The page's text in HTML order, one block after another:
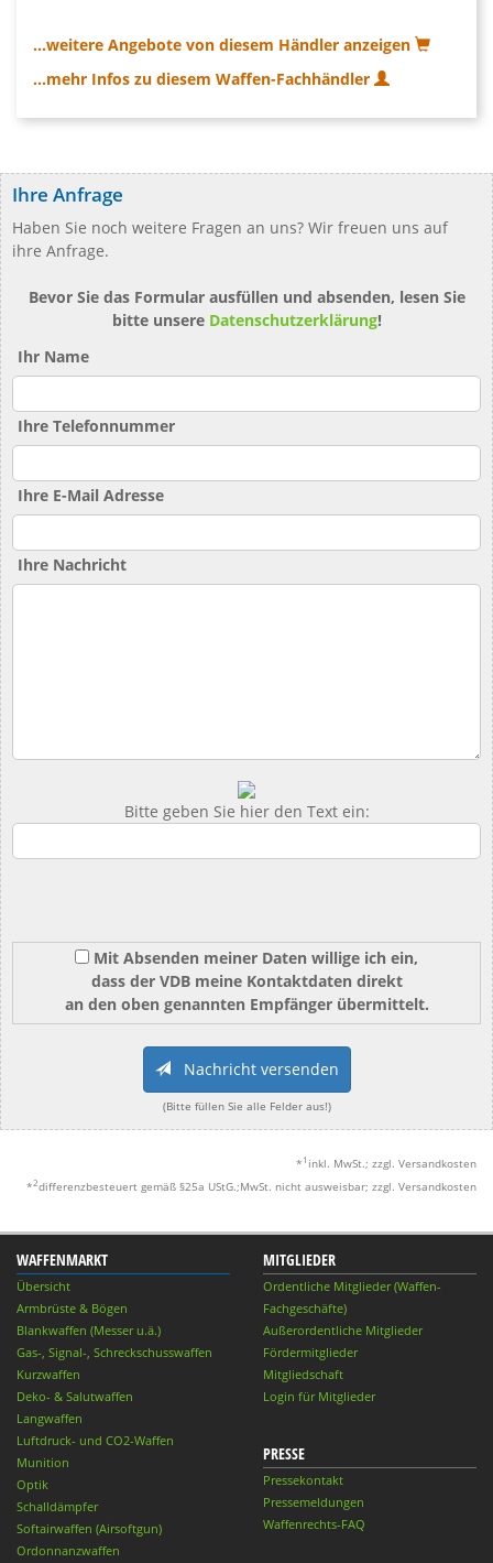
...weitere Angebote von diesem Händler anzeigen
...mehr Infos zu diesem Waffen-Fachhändler
Ihre Anfrage
Haben Sie noch weitere Fragen an uns? Wir freuen uns auf
ihre Anfrage.
Bevor Sie das Formular ausfüllen und absenden, lesen Sie
bitte unsere Datenschutzerklärung!
Ihr Name
Ihre Telefonnummer
Ihre E-Mail Adresse
Ihre Nachricht
Bitte geben Sie hier den Text ein:
Mit Absenden meiner Daten willige ich ein,
dass der VDB meine Kontaktdaten direkt
an den oben genannten Empfänger übermittelt.
Nachricht versenden
(Bitte füllen Sie alle Felder aus!)
* 1 inkl. MwSt.; zzgl. Versandkosten
*2differenzbesteuert gemäß §25a UStG.;MwSt. nicht ausweisbar; zzgl. Versandkosten
WAFFENMARKT
Übersicht
Armbrüste & Bögen
Blankwaffen (Messer u.ä.)
Gas-, Signal-, Schreckschusswaffen
Kurzwaffen
Deko- & Salutwaffen
Langwaffen
Luftdruck- und CO2-Waffen
Munition
Optik
Schalldämpfer
Softairwaffen (Airsoftgun)
Ordonnanzwaffen
MITGLIEDER
Ordentliche Mitglieder (Waffen-
Fachgeschäfte)
Außerordentliche Mitglieder
Fördermitglieder
Mitgliedschaft
Login für Mitglieder
PRESSE
Pressekontakt
Pressemeldungen
Waffenrechts-FAQ